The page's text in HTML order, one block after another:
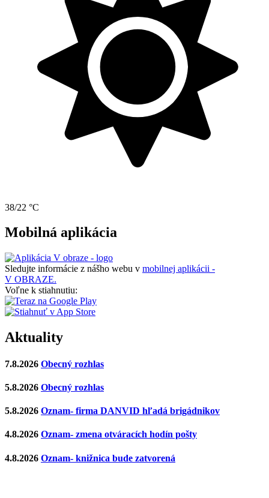
38/22 °C
Mobilná aplikácia
Sledujte informácie z nášho webu v mobilnej aplikácii -
V OBRAZE.
Voľne k stiahnutiu:
Aktuality
7.8.2026 Obecný rozhlas
5.8.2026 Obecný rozhlas
5.8.2026 Oznam- firma DANVID hľadá brigádnikov
4.8.2026 Oznam- zmena otváracích hodín pošty
4.8.2026 Oznam- knižnica bude zatvorená